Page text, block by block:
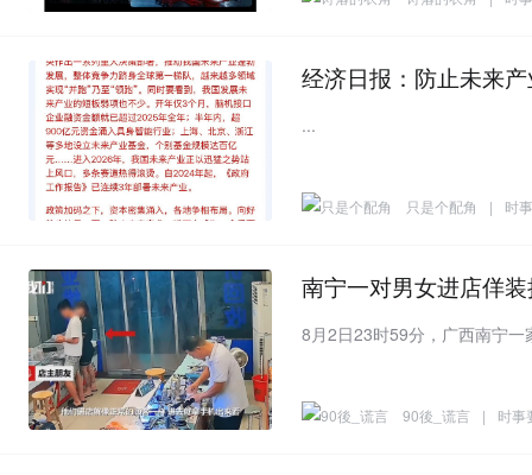
经济日报：防止未来
...
只是个配角 | 时
南宁一对男女进店佯
90後_谎言 | 时事